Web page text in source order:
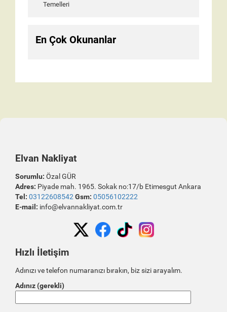
Temelleri
En Çok Okunanlar
Elvan Nakliyat
Sorumlu: Özal GÜR
Adres: Piyade mah. 1965. Sokak no:17/b Etimesgut Ankara
Tel: 03122608542 Gsm: 05056102222
E-mail: info@elvannakliyat.com.tr
Hızlı İletişim
Adınızı ve telefon numaranızı bırakın, biz sizi arayalım.
Adınız (gerekli)